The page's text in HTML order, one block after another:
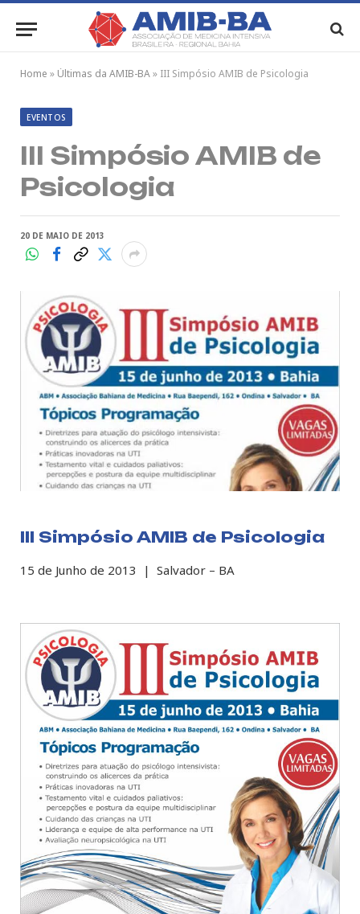
Home » Últimas da AMIB-BA» III Simpósio AMIB de Psicologia
EVENTOS
III Simpósio AMIB de
Psicologia
20 DE MAIO DE 2013
III Simpósio AMIB de Psicologia
15 de Junho de 2013 | Salvador – BA